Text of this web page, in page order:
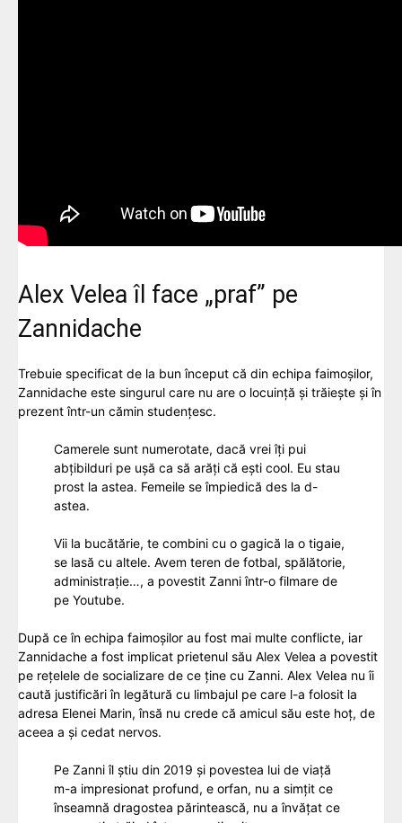
Alex Velea îl face „praf” pe
Zannidache
Trebuie specificat de la bun început că din echipa faimoșilor,
Zannidache este singurul care nu are o locuință și trăiește și în
prezent într-un cămin studențesc.
Camerele sunt numerotate, dacă vrei îți pui
abțibilduri pe ușă ca să arăți că ești cool. Eu stau
prost la astea. Femeile se împiedică des la d-
astea.
Vii la bucătărie, te combini cu o gagică la o tigaie,
se lasă cu altele. Avem teren de fotbal, spălătorie,
administrație…, a povestit Zanni într-o filmare de
pe Youtube.
După ce în echipa faimoșilor au fost mai multe conflicte, iar
Zannidache a fost implicat prietenul său Alex Velea a povestit
pe rețelele de socializare de ce ține cu Zanni. Alex Velea nu îi
caută justificări în legătură cu limbajul pe care l-a folosit la
adresa Elenei Marin, însă nu crede că amicul său este hoț, de
aceea a și cedat nervos.
Pe Zanni îl știu din 2019 și povestea lui de viață
m-a impresionat profund, e orfan, nu a simțit ce
înseamnă dragostea părintească, nu a învățat ce